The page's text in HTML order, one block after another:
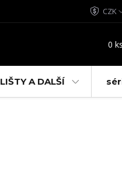
CZK
0 ks
LIŠTY A DALŠÍ